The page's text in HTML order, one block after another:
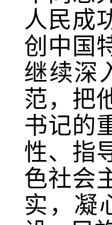
人民成
创中国
继续深
范，把
书记的
性、指
色社会
实，凝